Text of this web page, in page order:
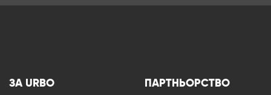
ЗА URBO ПАРТНЬОРСТВО